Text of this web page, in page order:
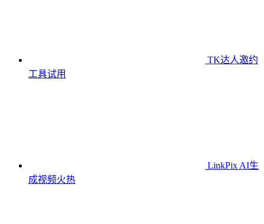
TK达人邀约
工具试用
LinkPix AI生
成视频火热